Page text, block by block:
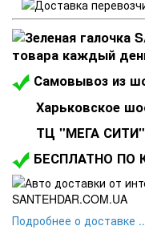
товара каждый
Самовывоз из
Харьковское
ТЦ "МЕГА СИТИ"
БЕСПЛАТНО ПО
Подробнее о доставке